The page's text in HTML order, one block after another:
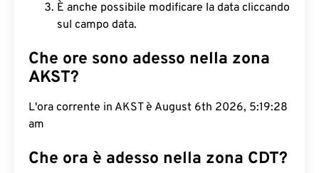
È anche possibile modificare la data cliccando
sul campo data.
Che ore sono adesso nella zona
AKST?
L'ora corrente in AKST è August 6th 2026, 5:19:29
am
Che ora è adesso nella zona CDT?